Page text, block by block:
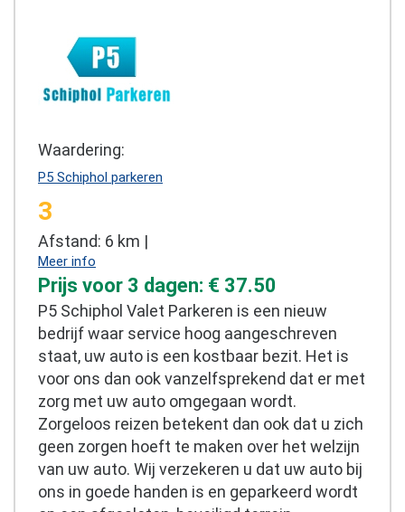
Waardering:
P5 Schiphol parkeren
3
Afstand: 6 km |
Meer info
Prijs voor 3 dagen: € 37.50
P5 Schiphol Valet Parkeren is een nieuw
bedrijf waar service hoog aangeschreven
staat, uw auto is een kostbaar bezit. Het is
voor ons dan ook vanzelfsprekend dat er met
zorg met uw auto omgegaan wordt.
Zorgeloos reizen betekent dan ook dat u zich
geen zorgen hoeft te maken over het welzijn
van uw auto. Wij verzekeren u dat uw auto bij
ons in goede handen is en geparkeerd wordt